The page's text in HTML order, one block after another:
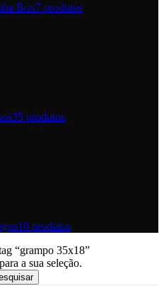
Box7 produtos
35 produtos
10 produtos
“grampo 35x18”
a sua seleção.